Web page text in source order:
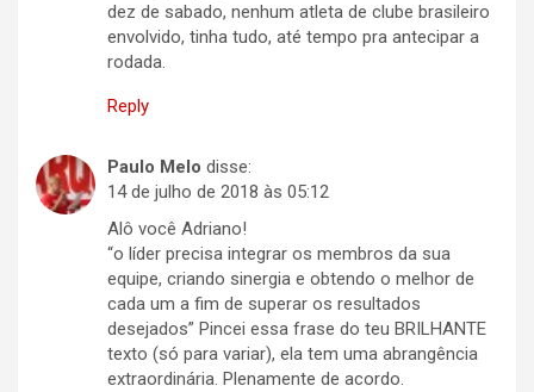
dez de sabado, nenhum atleta de clube brasileiro
envolvido, tinha tudo, até tempo pra antecipar a
rodada.
Reply
Paulo Melo disse:
14 de julho de 2018 às 05:12
Alô você Adriano!
“o líder precisa integrar os membros da sua
equipe, criando sinergia e obtendo o melhor de
cada um a fim de superar os resultados
desejados” Pincei essa frase do teu BRILHANTE
texto (só para variar), ela tem uma abrangência
extraordinária. Plenamente de acordo.